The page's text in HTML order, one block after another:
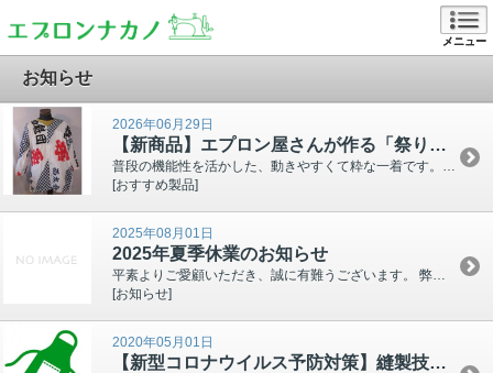
メニュー
お知らせ
2026年06月29日
【新商品】エプロン屋さんが作る「祭り襦袢」はじめました！
普段の機能性を活かした、動きやすくて粋な一着です。 浜松まつりはもちろん、夏祭りやイベントは、ビシッと粋に決めてみませんか？ ぜひチェックしてください！ 祭り襦袢（手拭い生地） 詳しくはこちら＞...
[おすすめ製品]
2025年08月01日
2025年夏季休業のお知らせ
[お知らせ]
2020年05月01日
【新型コロナウイルス予防対策】縫製技術をいかしてマスクの製作・販売を始めました